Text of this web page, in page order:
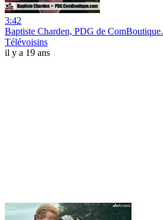
3:42
Baptiste Charden, PDG de
Télévoisins
il y a 19 ans